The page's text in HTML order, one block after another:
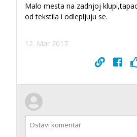
Malo mesta na zadnjoj
od tekstila i odlepljuju se.
12. Mar 2017.